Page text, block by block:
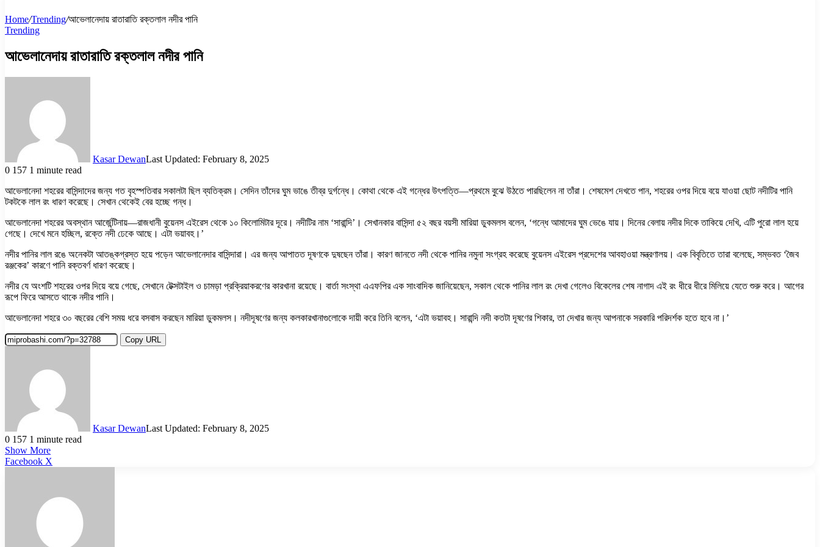
Home/Trending/আভেলানেদায় রাতারাতি রক্তলাল নদীর পানি
Trending
আভেলানেদায় রাতারাতি রক্তলাল নদীর পানি
Kasar DewanLast Updated: February 8, 2025
0 157 1 minute read
আভেলানেদা শহরের বাসিন্দাদের জন্য গত বৃহস্পতিবার সকালটা ছিল ব্যতিক্রম। সেদিন তাঁদের ঘুম ভাঙে তীব্র দুর্গন্ধে। কোথা থেকে এই গন্ধের উৎপত্তি—প্রথমে বুঝে উঠতে পারছিলেন না তাঁরা। শেষমেশ দেখতে পান, শহরের ওপর দিয়ে বয়ে যাওয়া ছোট নদীটির পানি
টকটকে লাল রং ধারণ করেছে। সেখান থেকেই বের হচ্ছে গন্ধ।
আভেলানেদা শহরের অবস্থান আর্জেন্টিনায়—রাজধানী বুয়েনস এইরেস থেকে ১০ কিলোমিটার দূরে। নদীটির নাম ‘সারান্দি’। সেখানকার বাসিন্দা ৫২ বছর বয়সী মারিয়া ডুকমলস বলেন, ‘গন্ধে আমাদের ঘুম ভেঙে যায়। দিনের বেলায় নদীর দিকে তাকিয়ে দেখি, এটি পুরো লাল হয়ে
গেছে। দেখে মনে হচ্ছিল, রক্তে নদী ঢেকে আছে। এটা ভয়াবহ।’
নদীর পানির লাল রঙে অনেকটা আতঙ্কগ্রস্ত হয়ে পড়েন আভেলানেদার বাসিন্দারা। এর জন্য আপাতত দূষণকে দুষছেন তাঁরা। কারণ জানতে নদী থেকে পানির নমুনা সংগ্রহ করেছে বুয়েনস এইরেস প্রদেশের আবহাওয়া মন্ত্রণালয়। এক বিবৃতিতে তারা বলেছে, সম্ভবত ‘জৈব
রঞ্জকের’ কারণে পানি রক্তবর্ণ ধারণ করেছে।
নদীর যে অংশটি শহরের ওপর দিয়ে বয়ে গেছে, সেখানে টেক্সটাইল ও চামড়া প্রক্রিয়াকরণের কারখানা রয়েছে। বার্তা সংস্থা এএফপির এক সাংবাদিক জানিয়েছেন, সকাল থেকে পানির লাল রং দেখা গেলেও বিকেলের শেষ নাগাদ এই রং ধীরে ধীরে মিলিয়ে যেতে শুরু করে। আগের
রূপে ফিরে আসতে থাকে নদীর পানি।
আভেলানেদা শহরে ৩০ বছরের বেশি সময় ধরে বসবাস করছেন মারিয়া ডুকমলস। নদীদূষণের জন্য কলকারখানাগুলোকে দায়ী করে তিনি বলেন, ‘এটা ভয়াবহ। সারান্দি নদী কতটা দূষণের শিকার, তা দেখার জন্য আপনাকে সরকারি পরিদর্শক হতে হবে না।’
Copy URL
Kasar DewanLast Updated: February 8, 2025
0 157 1 minute read
Show More
Facebook X